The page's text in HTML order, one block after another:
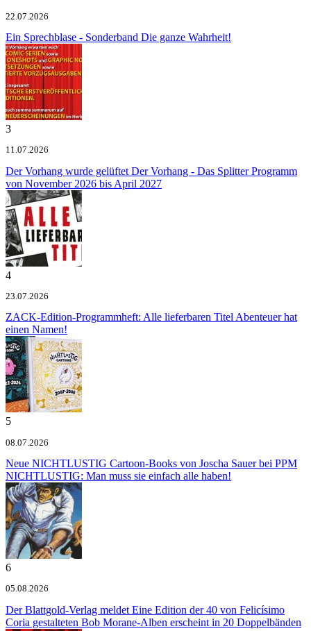
22.07.2026
Ein Sprechblase - Sonderband Die ganze Wahrheit!
3
11.07.2026
Der Vorhang wurde gelüftet Der Vorhang - Das Splitter Programm
von November 2026 bis April 2027
4
23.07.2026
ZACK-Edition-Programmheft: Alle lieferbaren Titel Abenteuer hat
einen Namen!
5
08.07.2026
Neue NICHTLUSTIG Cartoon-Books von Joscha Sauer bei PPM
NICHTLUSTIG: Man muss sie einfach alle haben!
6
05.08.2026
Der Blattgold-Verlag meldet Eine Edition der 40 von Felicísimo
Coria gestalteten Bob Morane-Alben erscheint in 20 Doppelbänden